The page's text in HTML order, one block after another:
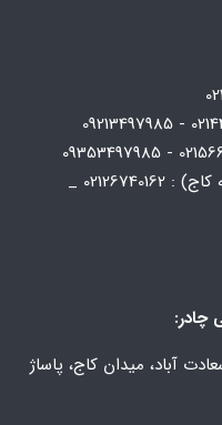
دفتر تهران _ سعادت آباد (شعبه کاج) : 02126740162 _
چادر:
آباد، میدان کاج، پاساژ